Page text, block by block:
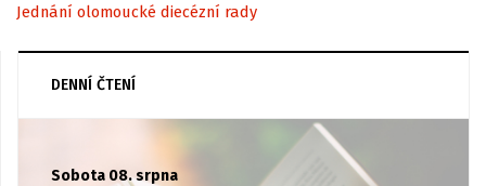
Jednání olomoucké diecézní rady
DENNÍ ČTENÍ
Sobota 08. srpna